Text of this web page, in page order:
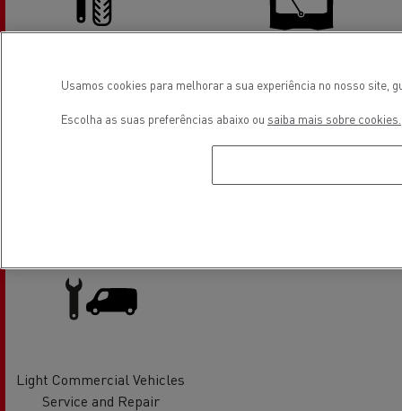
Tyre service Glass Replacement
Light Commercial Vehicles
Service and Repair
Usamos cookies para melhorar a sua experiência no nosso site,
Escolha as suas preferências abaixo ou saiba mais sobre cookies.